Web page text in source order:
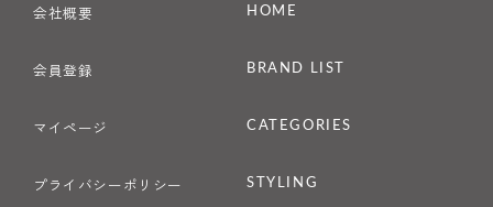
会社概要
会員登録
マイページ
プライバシーポリシー
HOME
BRAND LIST
CATEGORIES
STYLING